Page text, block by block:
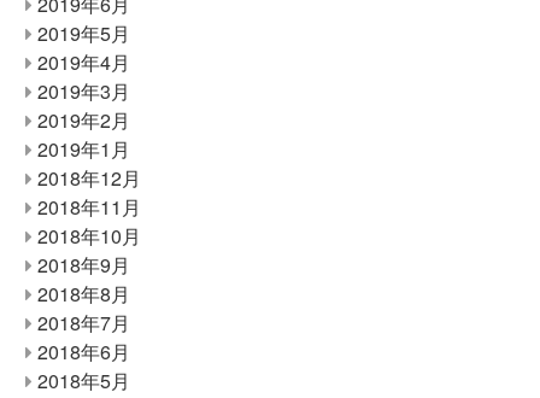
2019年5月
2019年4月
2019年3月
2019年2月
2019年1月
2018年12月
2018年11月
2018年10月
2018年9月
2018年8月
2018年7月
2018年6月
2018年5月